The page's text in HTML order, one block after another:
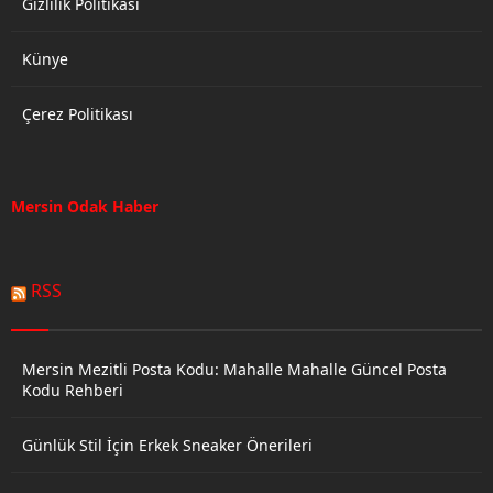
Künye
Çerez Politikası
Mersin Odak Haber
RSS
Mersin Mezitli Posta Kodu: Mahalle Mahalle Güncel Posta
Kodu Rehberi
Günlük Stil İçin Erkek Sneaker Önerileri